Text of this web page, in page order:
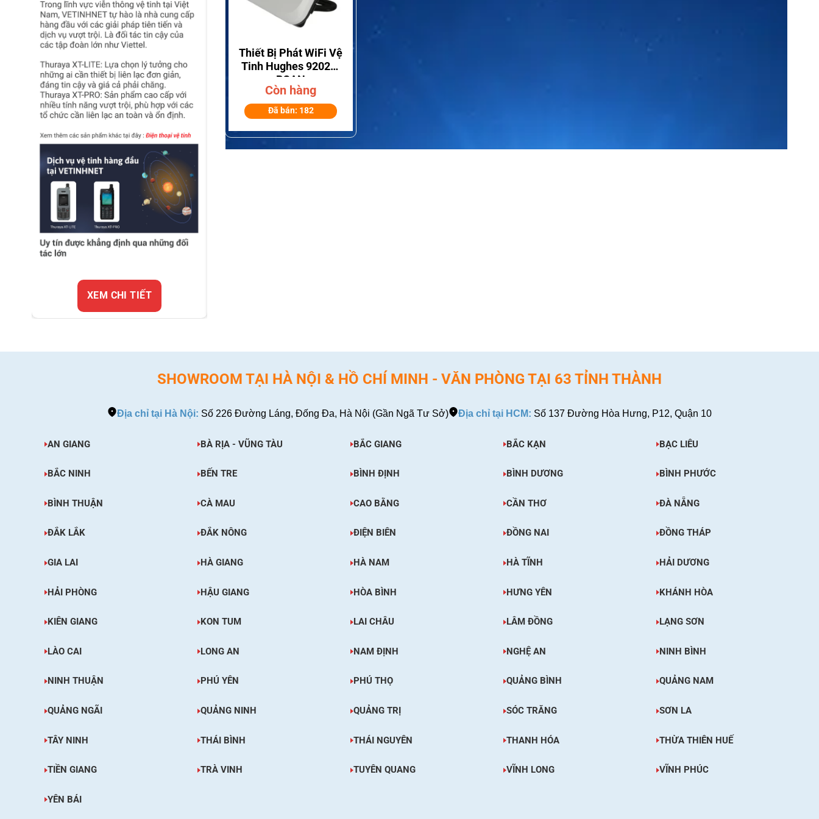
XEM CHI TIẾT
Thiết Bị Phát WiFi Vệ
Tinh Hughes 9202M
BGAN
Còn hàng
Đã bán: 182
SHOWROOM TẠI HÀ NỘI & HỒ CHÍ MINH - VĂN PHÒNG TẠI 63 TỈNH THÀNH
Địa chỉ tại Hà Nội: Số 226 Đường Láng, Đống Đa, Hà Nội (Gần Ngã Tư Sở) Địa chỉ tại HCM: Số 137 Đường Hòa Hưng, P12, Quận 10
AN GIANG BÀ RỊA - VŨNG TÀU BẮC GIANG BẮC KẠN BẠC LIÊU
BẮC NINH BẾN TRE BÌNH ĐỊNH BÌNH DƯƠNG BÌNH PHƯỚC
BÌNH THUẬN CÀ MAU CAO BẰNG CẦN THƠ ĐÀ NẴNG
ĐẮK LẮK ĐẮK NÔNG ĐIỆN BIÊN ĐỒNG NAI ĐỒNG THÁP
GIA LAI HÀ GIANG HÀ NAM HÀ TĨNH HẢI DƯƠNG
HẢI PHÒNG HẬU GIANG HÒA BÌNH HƯNG YÊN KHÁNH HÒA
KIÊN GIANG KON TUM LAI CHÂU LÂM ĐỒNG LẠNG SƠN
LÀO CAI LONG AN NAM ĐỊNH NGHỆ AN NINH BÌNH
NINH THUẬN PHÚ YÊN PHÚ THỌ QUẢNG BÌNH QUẢNG NAM
QUẢNG NGÃI QUẢNG NINH QUẢNG TRỊ SÓC TRĂNG SƠN LA
TÂY NINH THÁI BÌNH THÁI NGUYÊN THANH HÓA THỪA THIÊN HUẾ
TIỀN GIANG TRÀ VINH TUYÊN QUANG VĨNH LONG VĨNH PHÚC
YÊN BÁI